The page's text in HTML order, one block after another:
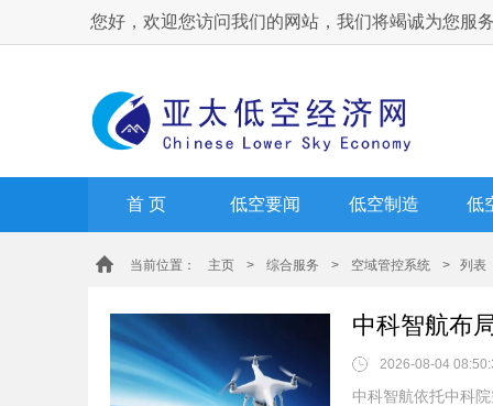
您好，欢迎您访问我们的网站，我们将竭诚为您服
首 页 低空要闻 低空制造 低
当前位置： 主页 > 综合服务 > 空域管控系统 > 列表
2026-08-04
中科智航依托中科